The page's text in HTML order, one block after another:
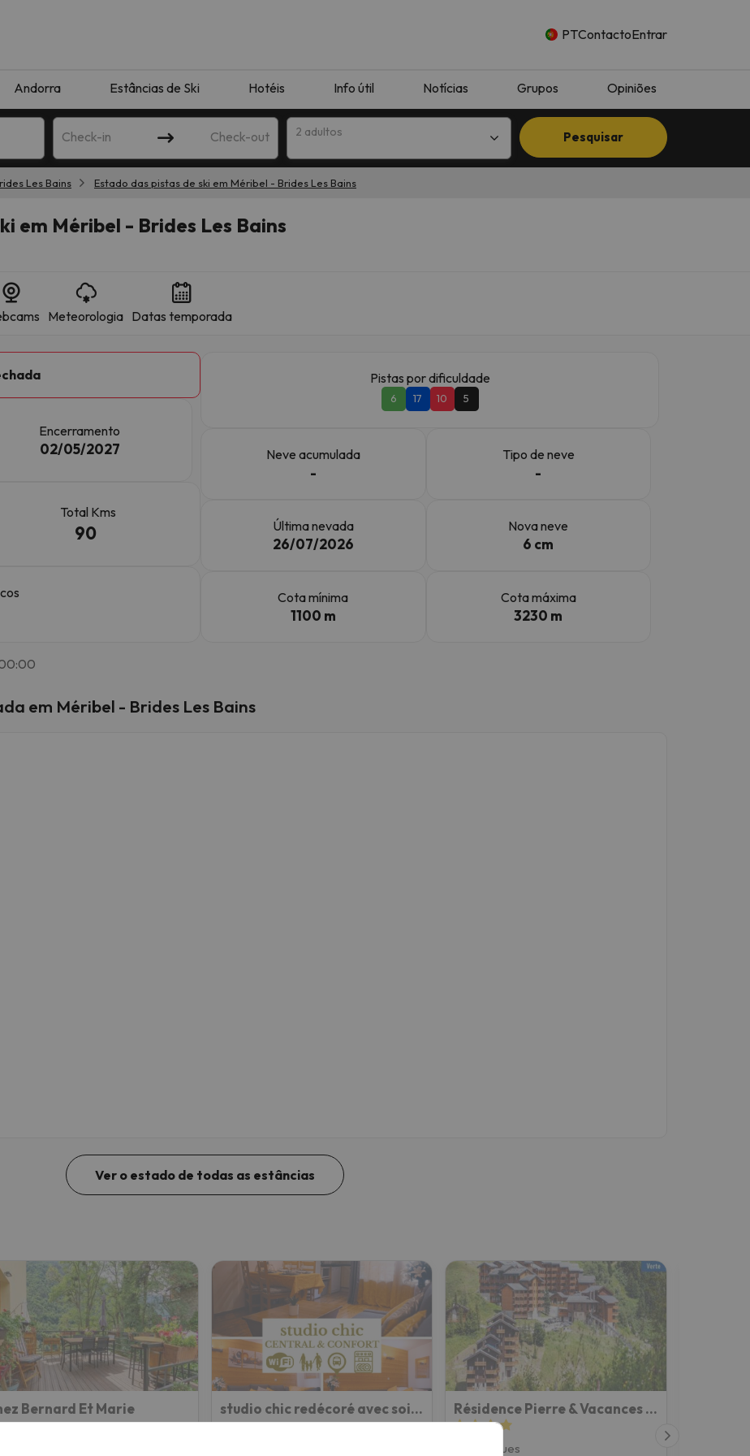
PTContactoEntrar
Andorra Estâncias de Ski Hotéis Info útil Notícias Grupos Opiniões
Check-in Check-out 2 adultos Pesquisar
Les Bains Estado das pistas de ski em Méribel - Brides Les Bains
em Méribel - Brides Les Bains
Meteorologia Datas temporada
Encerramento
02/05/2027
Total Kms
90
Pistas por dificuldade
6 17 10 5
Neve acumulada
-
Tipo de neve
-
Última nevada
26/07/2026
Nova neve
6 cm
Cota mínima
1100 m
Cota máxima
3230 m
em Méribel - Brides Les Bains
Ver o estado de todas as estâncias
Bernard Et Marie studio chic redécoré avec soin, idéal couples familles ou entre amis,parfait pour cure thermale ou s Résidence Pierre & Vacances Les Crêts
Les Allues